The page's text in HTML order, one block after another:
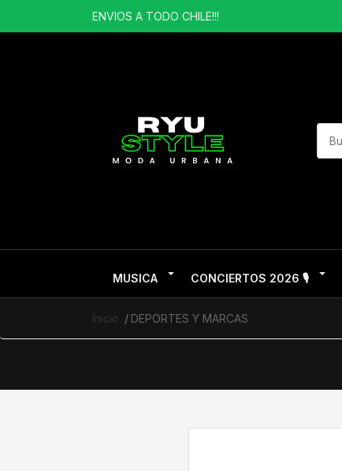
ENVIOS A TODO CHILE!!!
MUSICA CONCIERTOS 2026 🎙️
Inicio DEPORTES Y MARCAS